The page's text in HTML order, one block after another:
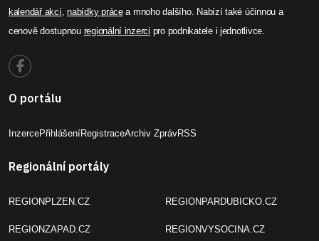
kalendář akcí,nabídky prácea mnoho dalšího. Nabízí také účinnou a
cenově dostupnou regionální inzerci pro podnikatele i jednotlivce.
O portálu
InzercePřihlášeníRegistraceArchiv ZprávRSS
Regionální portály
REGIONPLZEN.CZ
REGIONZAPAD.CZ
REGIONPARDUBICKO.CZ
REGIONVYSOCINA.CZ